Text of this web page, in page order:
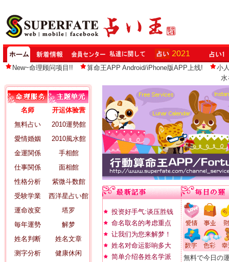
New~命理顾问项目!! 算命王APP Android/iPhone版APP上线!
小
水
名师
無料占い
愛情婚姻
金運関係
仕事関係
性格分析
受験学業
運命改変
毎年運勢
姓名判断
测字分析
开运体验营
2010運勢館
2010風水館
手相館
面相館
紫微斗数館
西洋星占い館
塔罗
解梦
姓名文章
健康休闲
投资好手气:谈压胜钱
命名取名的考虑重点
让我们为您来解梦！
姓名对命运影响多大
简单介绍各姓名学派
無料で今日の